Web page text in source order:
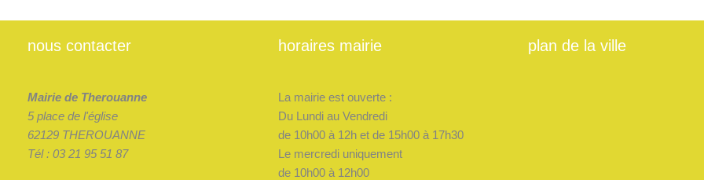
nous contacter
Mairie de Therouanne
5 place de l'église
62129 THEROUANNE
Tél : 03 21 95 51 87
horaires mairie
La mairie est ouverte :
Du Lundi au Vendredi
de 10h00 à 12h et de 15h00 à 17h30
Le mercredi uniquement
de 10h00 à 12h00
plan de la ville